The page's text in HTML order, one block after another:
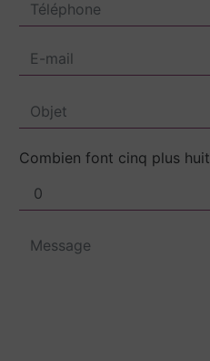
Combien font cinq plus huit